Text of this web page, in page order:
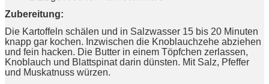
Zubereitung:
Die Kartoffeln schälen und in Salzwasser 15 bis 20 Minuten
knapp gar kochen. Inzwischen die Knoblauchzehe abziehen
und fein hacken. Die Butter in einem Töpfchen zerlassen,
Knoblauch und Blattspinat darin dünsten. Mit Salz, Pfeffer
und Muskatnuss würzen.